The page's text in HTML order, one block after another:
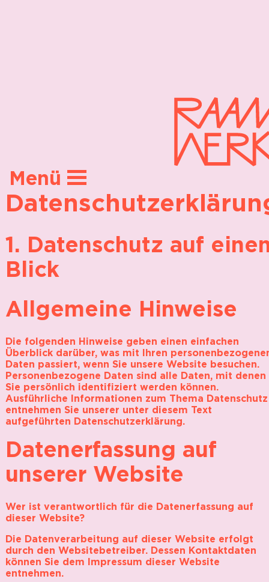
Menü
Projekte
About
Kontakt
Instagram
1. Datenschutz auf
Blick
Allgemeine Hinweise
Die folgenden Hinweise geben einen einfachen
Überblick darüber, was mit Ihren
Daten passiert, wenn Sie unsere Website besuchen.
Personenbezogene Daten sind alle Daten, mit denen
Sie persönlich identifiziert werden können.
Ausführliche Informationen zum Thema Datenschutz
entnehmen Sie unserer unter diesem Text
aufgeführten Datenschutzerklärung.
Datenerfassung auf
unserer Website
Wer ist verantwortlich für die Datenerfassung auf
dieser Website?
Die Datenverarbeitung auf dieser Website erfolgt
durch den Websitebetreiber. Dessen Kontaktdaten
können Sie dem Impressum dieser Website
entnehmen.